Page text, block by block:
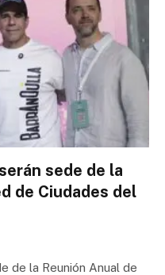
sede de la
de Ciudades del
de la Reunión Anual de